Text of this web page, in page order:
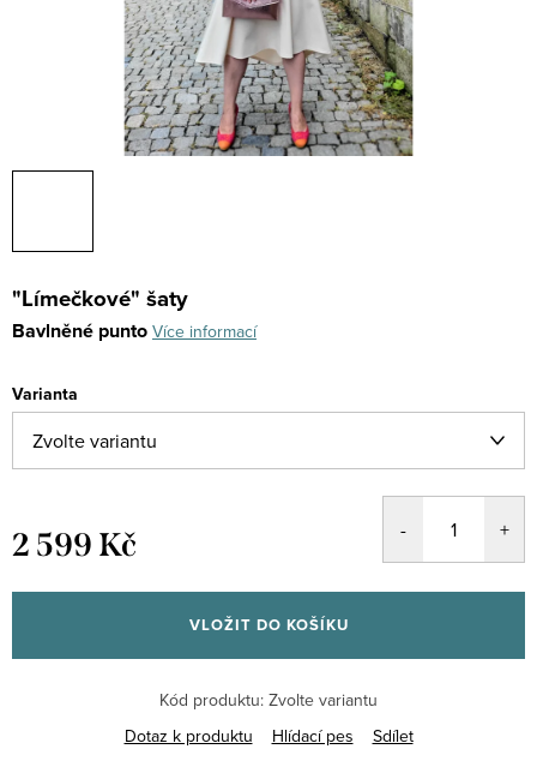
"Límečkové" šaty
Bavlněné punto Více informací
Varianta
2 599 Kč
cena:
VLOŽIT DO KOŠÍKU
Kód produktu: Zvolte variantu
Dotaz k produktu
Hlídací pes Sdílet